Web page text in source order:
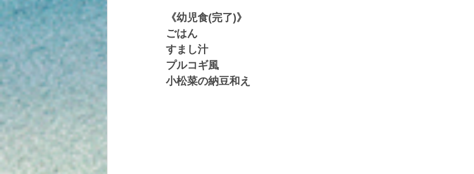
《幼児食(完了)》
ごはん
すまし汁
プルコギ風
小松菜の納豆和え